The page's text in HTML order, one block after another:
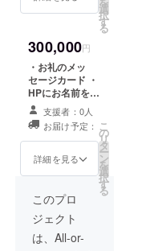
したオリジナル
フレイムストー
ンネックレス１
個 ・オリジナル
Ｔシャツ１枚 ・
参加団体１団体
のオリジナル
ドキュメント
DVD ・オリジナ
（サイン付）
選
択
す
る
300,000円
・お礼のメッ
セージカード ・
HPにお名前を
もっと大きく掲
載 ・チケット５
枚 ・公演ダイ
ジェスト動画の
配信（非公開）
免産石炭を使用
したオリジナル
フレイムストー
ンネックレス１
個 ・オリジナル
支援者：0人
お届け予定：
詳細を見る
こ
の
リ
タ
ー
ン
を
選
択
す
る
このプロ
ジェクト
は、All-or-